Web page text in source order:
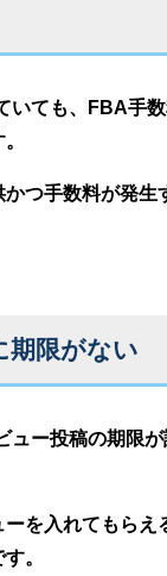
いても、FBA手
つ手数料が発生
期限がない
ー投稿の期限が
を入れてもらえ
。